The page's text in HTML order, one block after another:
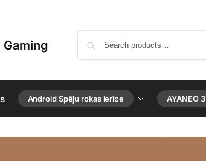
Gaming
Android Spēļu rokas ierīce AYANEO 3